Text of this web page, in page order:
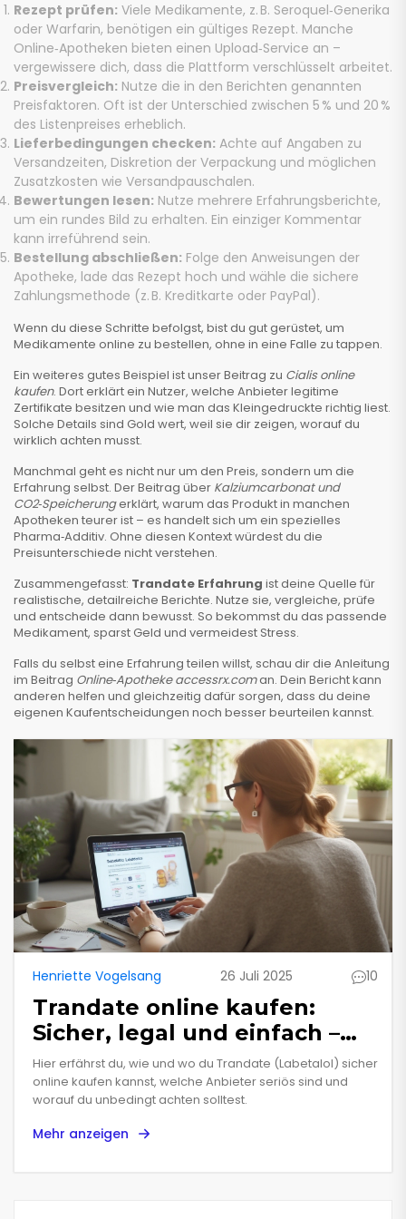
Rezept prüfen: Viele Medikamente, z. B. Seroquel‑Generika
oder Warfarin, benötigen ein gültiges Rezept. Manche
Online‑Apotheken bieten einen Upload‑Service an –
vergewissere dich, dass die Plattform verschlüsselt arbeitet.
Preisvergleich: Nutze die in den Berichten genannten
Preisfaktoren. Oft ist der Unterschied zwischen 5 % und 20 %
des Listenpreises erheblich.
Lieferbedingungen checken: Achte auf Angaben zu
Versandzeiten, Diskretion der Verpackung und möglichen
Zusatzkosten wie Versandpauschalen.
Bewertungen lesen: Nutze mehrere Erfahrungsberichte,
um ein rundes Bild zu erhalten. Ein einziger Kommentar
kann irreführend sein.
Bestellung abschließen: Folge den Anweisungen der
Apotheke, lade das Rezept hoch und wähle die sichere
Zahlungsmethode (z. B. Kreditkarte oder PayPal).
Wenn du diese Schritte befolgst, bist du gut gerüstet, um
Medikamente online zu bestellen, ohne in eine Falle zu tappen.
Ein weiteres gutes Beispiel ist unser Beitrag zu Cialis online
kaufen. Dort erklärt ein Nutzer, welche Anbieter legitime
Zertifikate besitzen und wie man das Kleingedruckte richtig liest.
Solche Details sind Gold wert, weil sie dir zeigen, worauf du
wirklich achten musst.
Manchmal geht es nicht nur um den Preis, sondern um die
Erfahrung selbst. Der Beitrag über Kalziumcarbonat und
CO2‑Speicherungerklärt, warum das Produkt in manchen
Apotheken teurer ist – es handelt sich um ein spezielles
Pharma‑Additiv. Ohne diesen Kontext würdest du die
Preisunterschiede nicht verstehen.
Zusammengefasst: Trandate Erfahrung ist deine Quelle für
realistische, detailreiche Berichte. Nutze sie, vergleiche, prüfe
und entscheide dann bewusst. So bekommst du das passende
Medikament, sparst Geld und vermeidest Stress.
Falls du selbst eine Erfahrung teilen willst, schau dir die Anleitung
im Beitrag Online‑Apotheke accessrx.coman. Dein Bericht kann
anderen helfen und gleichzeitig dafür sorgen, dass du deine
eigenen Kaufentscheidungen noch besser beurteilen kannst.
Henriette Vogelsang 26 Juli 2025 10
Trandate online kaufen:
Sicher, legal und einfach –
Ihr Guide 2025
Hier erfährst du, wie und wo du Trandate (Labetalol) sicher
online kaufen kannst, welche Anbieter seriös sind und
worauf du unbedingt achten solltest.
Mehr anzeigen